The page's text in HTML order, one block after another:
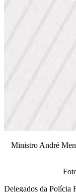
Ministro André
Delegados da Polícia